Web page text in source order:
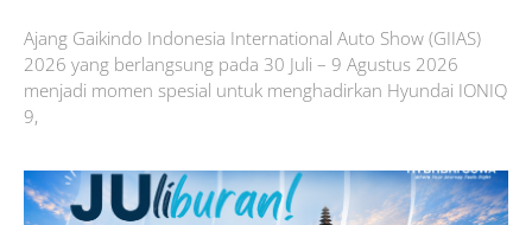
Ajang Gaikindo Indonesia International Auto Show (GIIAS)
2026 yang berlangsung pada 30 Juli – 9 Agustus 2026
menjadi momen spesial untuk menghadirkan Hyundai IONIQ
9,